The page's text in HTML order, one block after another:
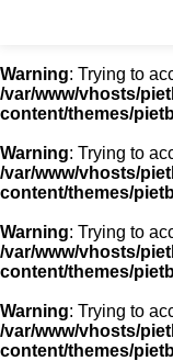
Warning: Trying to
/var/www/vhosts/
content/themes/
Warning: Trying to
/var/www/vhosts/
content/themes/
Warning: Trying to
/var/www/vhosts/
content/themes/
Warning: Trying to
/var/www/vhosts/
content/themes/